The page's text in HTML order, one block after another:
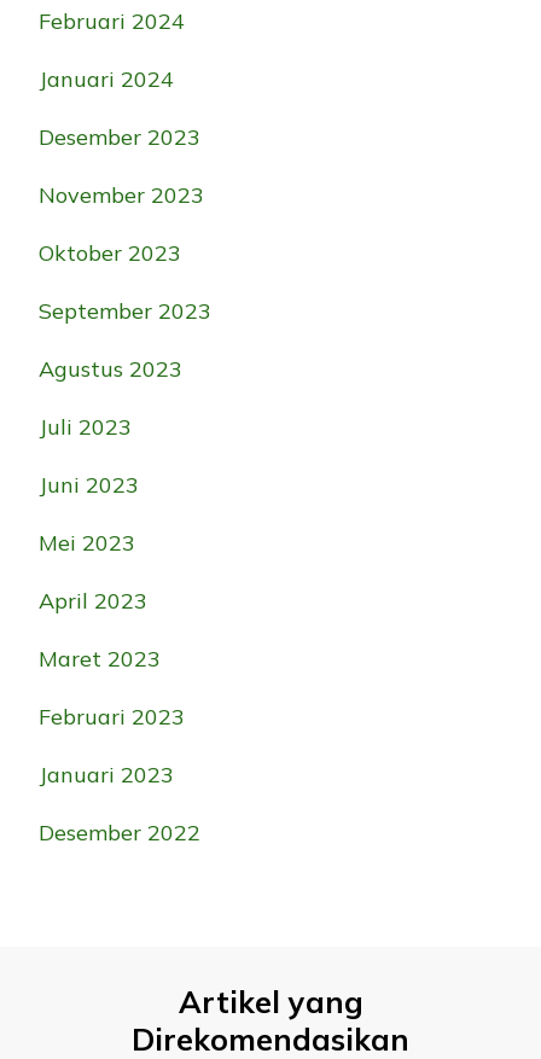
Februari 2024
Januari 2024
Desember 2023
November 2023
Oktober 2023
September 2023
Agustus 2023
Juli 2023
Juni 2023
Mei 2023
April 2023
Maret 2023
Februari 2023
Januari 2023
Desember 2022
Artikel yang
Direkomendasikan